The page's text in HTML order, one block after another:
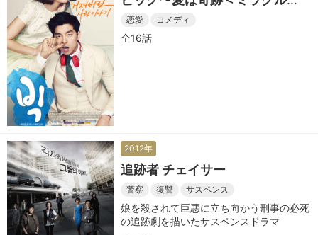
＞〜
恋愛 コメディ
全16話
2012年
追跡者 チェイサー
警察 復讐 サスペンス
娘を殺されて巨悪に立ち向かう刑事の必死
の追跡劇を描いたサスペンスドラマ